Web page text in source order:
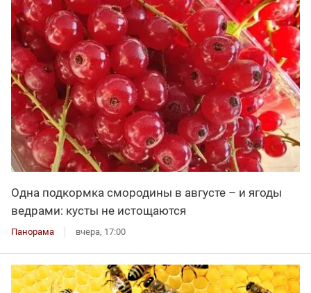
Одна подкормка смородины в августе – и ягоды
ведрами: кусты не истощаются
Панорама вчера, 17:00